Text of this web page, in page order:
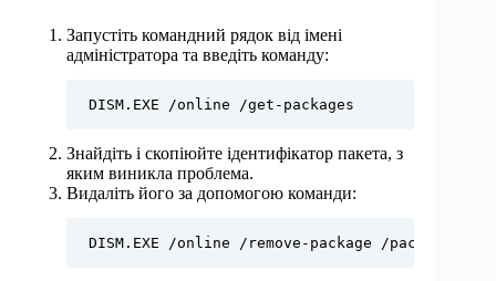
Запустіть командний рядок від імені
адміністратора та введіть команду:
DISM.EXE /online /get-packages
Знайдіть і скопіюйте ідентифікатор пакета, з
яким виникла проблема.
Видаліть його за допомогою команди:
DISM.EXE /online /remove-package /